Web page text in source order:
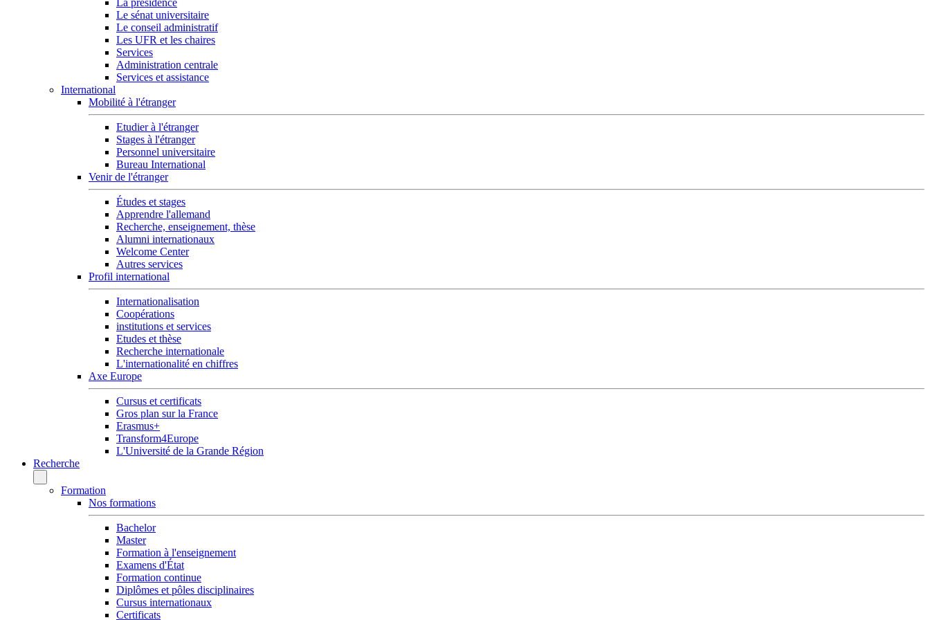
La présidence
Le sénat universitaire
Le conseil administratif
Les UFR et les chaires
Services
Administration centrale
Services et assistance
International
Mobilité à l'étranger
Etudier à l'étranger
Stages à l'étranger
Personnel universitaire
Bureau International
Venir de l'étranger
Études et stages
Apprendre l'allemand
Recherche, enseignement, thèse
Alumni internationaux
Welcome Center
Autres services
Profil international
Internationalisation
Coopérations
institutions et services
Etudes et thèse
Recherche internationale
L'internationalité en chiffres
Axe Europe
Cursus et certificats
Gros plan sur la France
Erasmus+
Transform4Europe
L'Université de la Grande Région
Recherche
Formation
Nos formations
Bachelor
Master
Formation à l'enseignement
Examens d'État
Formation continue
Diplômes et pôles disciplinaires
Cursus internationaux
Certificats